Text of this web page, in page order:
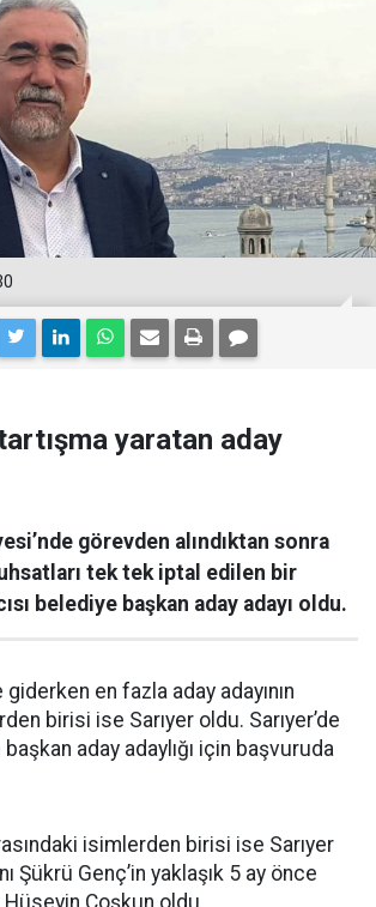
yaratan aday
görevden alındıktan sonra
tek tek iptal edilen bir
belediye başkan aday adayı oldu.
en fazla aday adayının
birisi ise Sarıyer oldu. Sarıyer’de
aday adaylığı için başvuruda
isimlerden birisi ise Sarıyer
Şükrü Genç’in yaklaşık 5 ay önce
Hüseyin Coşkun oldu.